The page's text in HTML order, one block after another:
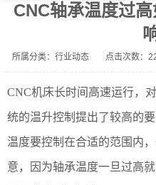
CNC轴承温度过
所属分类：行业动态 点击次数：
CNC机床长时间高速运行，
统的温升控制提出了较高的
温度要控制在合适的范围内
意，因为轴承温度一旦过高